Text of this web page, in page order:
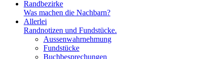
Randbezirke
Was machen die Nachbarn?
Allerlei
Randnotizen und Fundstücke.
Aussenwahrnehmung
Fundstücke
Buchbesprechungen